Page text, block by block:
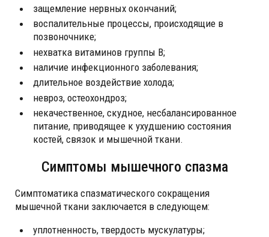
защемление нервных окончаний;
воспалительные процессы, происходящие в
позвоночнике;
нехватка витаминов группы В;
наличие инфекционного заболевания;
длительное воздействие холода;
невроз, остеохондроз;
некачественное, скудное, несбалансированное
питание, приводящее к ухудшению состояния
костей, связок и мышечной ткани.
Симптомы мышечного спазма
Симптоматика спазматического сокращения
мышечной ткани заключается в следующем:
уплотненность, твердость мускулатуры;